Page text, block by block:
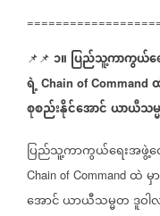
📌📌 ၁။ ပြည်သူ့ကာကွယ်
ရဲ့ Chain of Command
စုစည်းနိုင်အောင်ယာယီသ
ပြည်သူ့ကာကွယ်ရေးအဖွဲ့
Chain of Command ထဲမှာ
အောင်ယာယီသမ္မတဒူဝ